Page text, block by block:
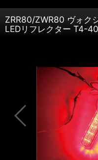
ZRR80/ZWR80 ヴォク
LEDリフレクター T4-40